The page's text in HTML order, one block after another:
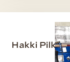
Hakki Pilke